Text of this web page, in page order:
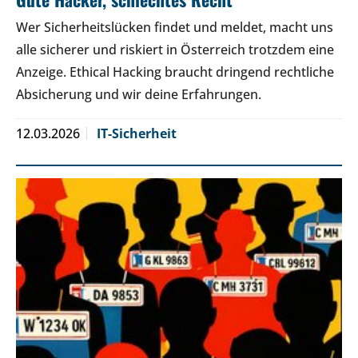
Wer Sicherheitslücken findet und meldet, macht uns
alle sicherer und riskiert in Österreich trotzdem eine
Anzeige. Ethical Hacking braucht dringend rechtliche
Absicherung und wir deine Erfahrungen.
12.03.2026 IT-Sicherheit